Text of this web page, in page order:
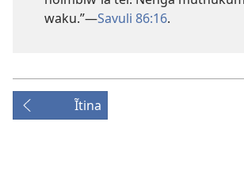
waku.”—Savuli 86:16.
Ĩtina